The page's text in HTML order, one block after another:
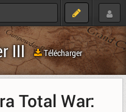
III Télécharger
Total War: